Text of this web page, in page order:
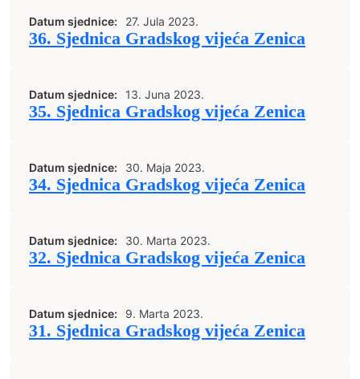
Datum sjednice: 27. Jula 2023.
36. Sjednica Gradskog vijeća Zenica
Datum sjednice: 13. Juna 2023.
35. Sjednica Gradskog vijeća Zenica
Datum sjednice: 30. Maja 2023.
34. Sjednica Gradskog vijeća Zenica
Datum sjednice: 30. Marta 2023.
32. Sjednica Gradskog vijeća Zenica
Datum sjednice: 9. Marta 2023.
31. Sjednica Gradskog vijeća Zenica